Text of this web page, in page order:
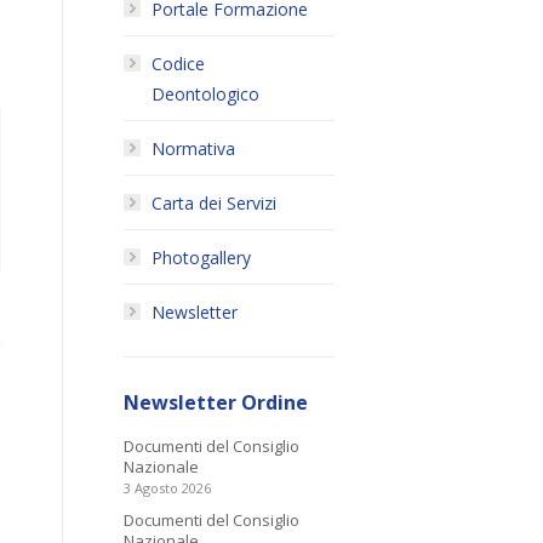
Portale Formazione
Codice
Deontologico
Normativa
Carta dei Servizi
Photogallery
Newsletter
Newsletter Ordine
Documenti del Consiglio
Nazionale
3 Agosto 2026
Documenti del Consiglio